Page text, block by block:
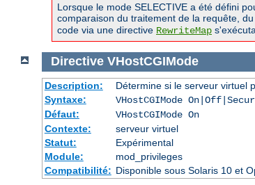
Lorsque le mode SELECTIVE a été défini
comparaison du traitement de la requête,
code via une directive RewriteMap
Directive VHostCGIMode
Description:
Détermine si le serveur virtuel
Syntaxe:
VHostCGIMode
Défaut:
VHostCGIMode On
Contexte:
serveur virtuel
Statut:
Expérimental
Module:
mod_privileges
Compatibilité: Disponible sous Solaris 10 et